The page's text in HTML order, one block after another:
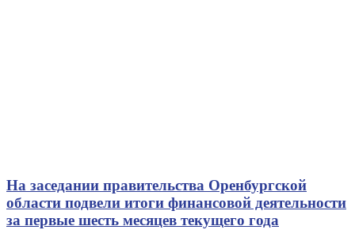
На заседании правительства Оренбургской
области подвели итоги финансовой деятельности
за первые шесть месяцев текущего года